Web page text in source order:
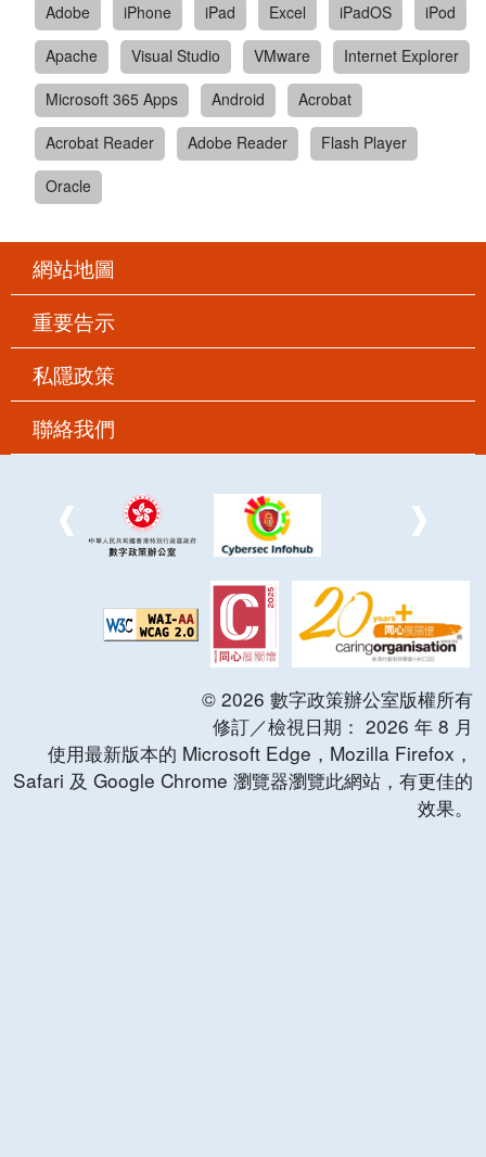
Adobe
iPhone iPad Excel iPadOS
iPod
Apache
Visual Studio VMware
Internet Explorer
Microsoft 365 Apps
Android
Acrobat
Acrobat Reader
Adobe Reader
Flash Player
Oracle
網站地圖
重要告示
私隱政策
聯絡我們
© 2026 數字政策辦公室版權所有
修訂／檢視日期： 2026 年 8 月
使用最新版本的 Microsoft Edge，Mozilla Firefox，
Safari 及 Google Chrome 瀏覽器瀏覽此網站，有更佳的
效果。